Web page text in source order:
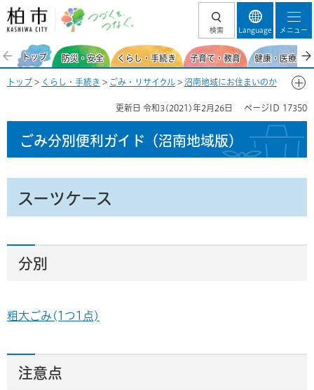
柏市 つづくを、
検索 Language メニュー
トップ 防災・安全 くらし・手続き 子育て・教育 健康・医療・
トップ > くらし・手続き > ごみ・リサイクル > 沼南地域にお住まいのか
更新日 令和3(2021)年2月26日 ページID 17350
ごみ分別便利ガイド （沼南地域版）
スーツケース
分別
粗大ごみ(1つ1点)
注意点